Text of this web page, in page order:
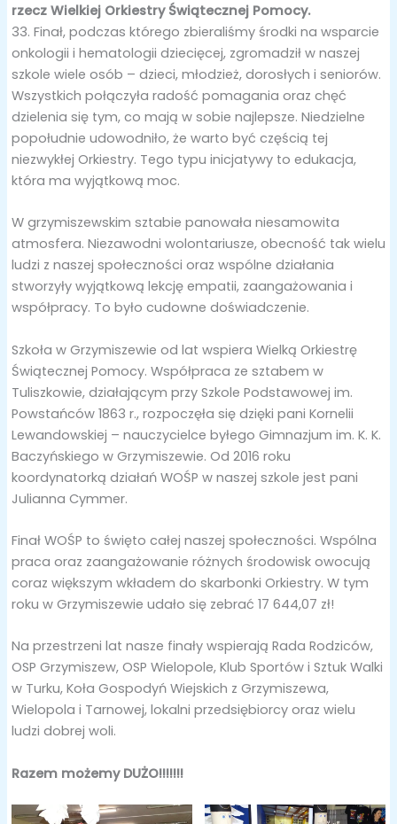
rzecz Wielkiej Orkiestry Świątecznej Pomocy.
33. Finał, podczas którego zbieraliśmy środki na wsparcie
onkologii i hematologii dziecięcej, zgromadził w naszej
szkole wiele osób – dzieci, młodzież, dorosłych i seniorów.
Wszystkich połączyła radość pomagania oraz chęć
dzielenia się tym, co mają w sobie najlepsze. Niedzielne
popołudnie udowodniło, że warto być częścią tej
niezwykłej Orkiestry. Tego typu inicjatywy to edukacja,
która ma wyjątkową moc.
W grzymiszewskim sztabie panowała niesamowita
atmosfera. Niezawodni wolontariusze, obecność tak wielu
ludzi z naszej społeczności oraz wspólne działania
stworzyły wyjątkową lekcję empatii, zaangażowania i
współpracy. To było cudowne doświadczenie.
Szkoła w Grzymiszewie od lat wspiera Wielką Orkiestrę
Świątecznej Pomocy. Współpraca ze sztabem w
Tuliszkowie, działającym przy Szkole Podstawowej im.
Powstańców 1863 r., rozpoczęła się dzięki pani Kornelii
Lewandowskiej – nauczycielce byłego Gimnazjum im. K. K.
Baczyńskiego w Grzymiszewie. Od 2016 roku
koordynatorką działań WOŚP w naszej szkole jest pani
Julianna Cymmer.
Finał WOŚP to święto całej naszej społeczności. Wspólna
praca oraz zaangażowanie różnych środowisk owocują
coraz większym wkładem do skarbonki Orkiestry. W tym
roku w Grzymiszewie udało się zebrać 17 644,07 zł!
Na przestrzeni lat nasze finały wspierają Rada Rodziców,
OSP Grzymiszew, OSP Wielopole, Klub Sportów i Sztuk Walki
w Turku, Koła Gospodyń Wiejskich z Grzymiszewa,
Wielopola i Tarnowej, lokalni przedsiębiorcy oraz wielu
ludzi dobrej woli.
Razem możemy DUŻO!!!!!!!